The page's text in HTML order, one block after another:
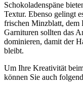
Schokoladenspäne
Textur. Ebenso gelingt
frischen Minzblatt, dem
Garnituren sollten das
dominieren, damit der
bleibt.
Um Ihre Kreativität
können Sie auch